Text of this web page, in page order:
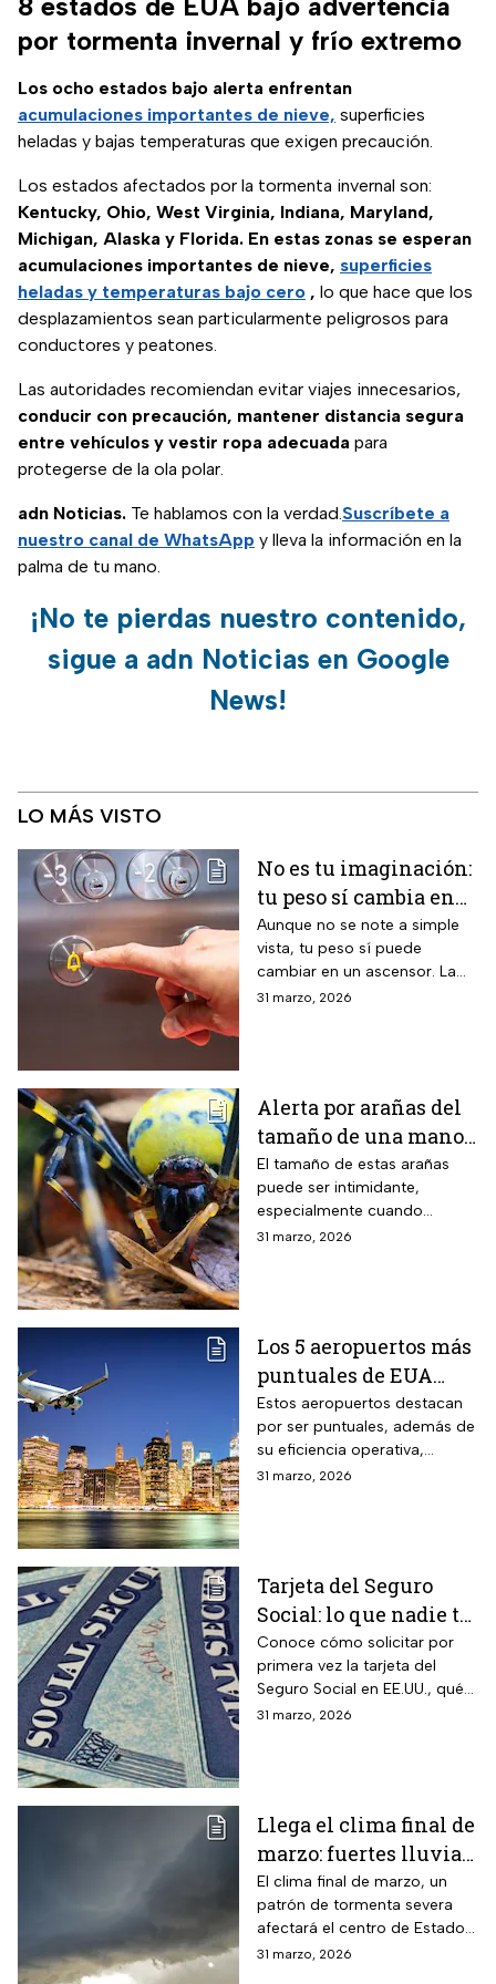
por tormenta invernal y frío extremo
Los ocho estados bajo alerta enfrentan
acumulaciones importantes de nieve, superficies
heladas y bajas temperaturas que exigen precaución.
Los estados afectados por la tormenta invernal son:
Kentucky, Ohio, West Virginia, Indiana, Maryland,
Michigan, Alaska y Florida. En estas zonas se esperan
acumulaciones importantes de nieve, superficies
heladas y temperaturas bajo cero , lo que hace que los
desplazamientos sean particularmente peligrosos para
conductores y peatones.
Las autoridades recomiendan evitar viajes innecesarios,
conducir con precaución, mantener distancia segura
entre vehículos y vestir ropa adecuada para
protegerse de la ola polar.
adn Noticias. Te hablamos con la verdad.Suscríbete a
nuestro canal de WhatsApp y lleva la información en la
palma de tu mano.
¡No te pierdas nuestro contenido,
sigue a adn Noticias en Google
News!
LO MÁS VISTO
No es tu imaginación:
tu peso sí cambia en
un ascensor y la
ciencia lo explica
Aunque no se note a simple
vista, tu peso sí puede
cambiar en un ascensor. La
ciencia explica por qué ocurre
31 marzo, 2026
Alerta por arañas del
tamaño de una mano
que invaden EUA
El tamaño de estas arañas
puede ser intimidante,
especialmente cuando
aparecen cerca de viviendas,
31 marzo, 2026
Los 5 aeropuertos más
puntuales de EUA
para viajar en Semana
Santa
Estos aeropuertos destacan
por ser puntuales, además de
su eficiencia operativa,
gestión del flujo de pasajeros
31 marzo, 2026
Tarjeta del Seguro
Social: lo que nadie te
cuenta sobre cómo
obtenerla o
reemplazarla
Conoce cómo solicitar por
primera vez la tarjeta del
Seguro Social en EE.UU., qué
hacer para reemplazarla y
31 marzo, 2026
Llega el clima final de
marzo: fuertes lluvias
y riesgo de
inundaciones en EUA
El clima final de marzo, un
patrón de tormenta severa
afectará el centro de Estados
Unidos esta semana, dejará
31 marzo, 2026